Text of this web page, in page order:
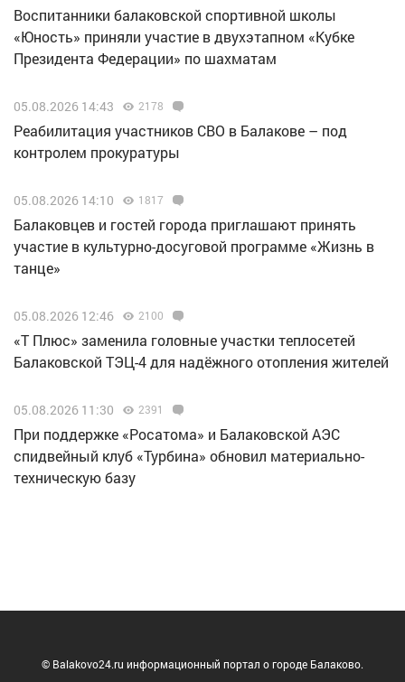
Воспитанники балаковской спортивной школы
«Юность» приняли участие в двухэтапном «Кубке
Президента Федерации» по шахматам
05.08.2026 14:43 2178
Реабилитация участников СВО в Балакове – под
контролем прокуратуры
05.08.2026 14:10 1817
Балаковцев и гостей города приглашают принять
участие в культурно-досуговой программе «Жизнь в
танце»
05.08.2026 12:46 2100
«Т Плюс» заменила головные участки теплосетей
Балаковской ТЭЦ-4 для надёжного отопления жителей
05.08.2026 11:30 2391
При поддержке «Росатома» и Балаковской АЭС
спидвейный клуб «Турбина» обновил материально-
техническую базу
© Balakovo24.ru информационный портал о городе Балаково.